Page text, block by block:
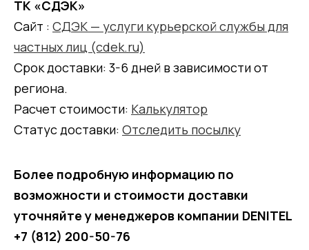
ТК «СДЭК»
Сайт : СДЭК — услуги курьерской службы для
частных лиц (cdek.ru)
Срок доставки: 3-6 дней в зависимости от
региона.
Расчет стоимости: Калькулятор
Статус доставки: Отследить посылку
Более подробную информацию по
возможности и стоимости доставки
уточняйте у менеджеров компании DENITEL
+7 (812) 200-50-76